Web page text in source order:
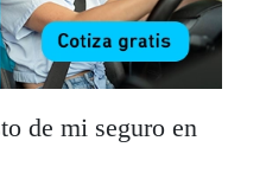
de mi seguro en